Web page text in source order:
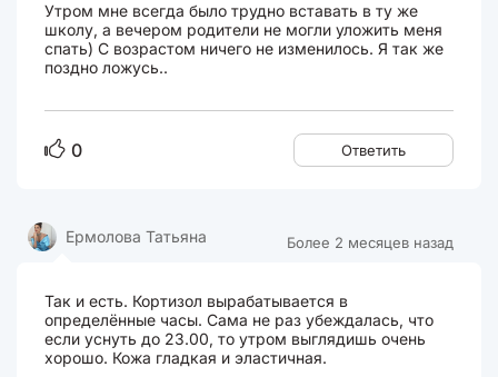
Утром мне всегда было трудно вставать в ту же
школу, а вечером родители не могли уложить меня
спать) С возрастом ничего не изменилось. Я так же
поздно ложусь..
0 Ответить
Более 2 месяцев назад
Ермолова Татьяна
Так и есть. Кортизол вырабатывается в
определённые часы. Сама не раз убеждалась, что
если уснуть до 23.00, то утром выглядишь очень
хорошо. Кожа гладкая и эластичная.